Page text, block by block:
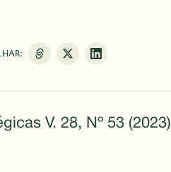
V. 28, Nº 53 (2023)